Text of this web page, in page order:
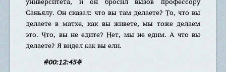
Саньялу. Он сказал: что вы там делаете? То, что вы
делаете в матхе, как вы живете, мы тоже делаем
это. Что, вы не едите? Нет, мы не едим. А что вы
делаете? Я видел как вы ели.
#00:12:45#